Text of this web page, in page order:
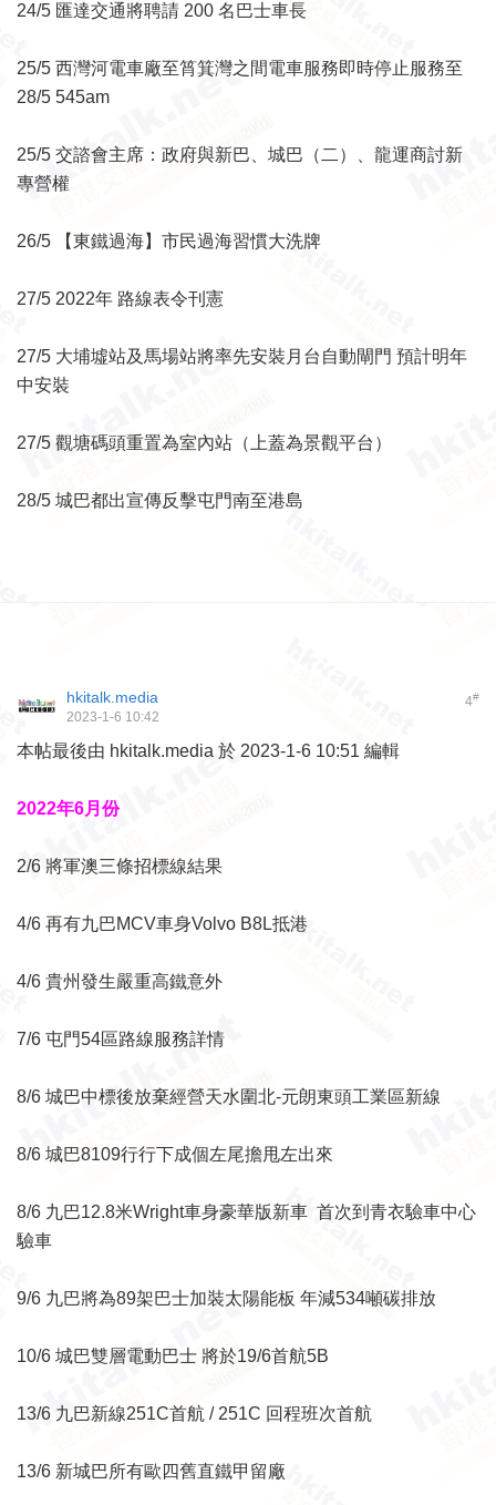
24/5 匯達交通將聘請 200 名巴士車長
25/5 西灣河電車廠至筲箕灣之間電車服務即時停止服務至
28/5 545am
25/5 交諮會主席：政府與新巴、城巴（二）、龍運商討新
專營權
26/5 【東鐵過海】市民過海習慣大洗牌
27/5 2022年 路線表令刊憲
27/5 大埔墟站及馬場站將率先安裝月台自動閘門 預計明年
中安裝
27/5 觀塘碼頭重置為室內站（上蓋為景觀平台）
28/5 城巴都出宣傳反擊屯門南至港島
4#
hkitalk.media
2023-1-6 10:42
本帖最後由 hkitalk.media 於 2023-1-6 10:51 編輯
2022年6月份
2/6 將軍澳三條招標線結果
4/6 再有九巴MCV車身Volvo B8L抵港
4/6 貴州發生嚴重高鐵意外
7/6 屯門54區路線服務詳情
8/6 城巴中標後放棄經營天水圍北-元朗東頭工業區新線
8/6 城巴8109行行下成個左尾擔甩左出來
8/6 九巴12.8米Wright車身豪華版新車 首次到青衣驗車中心
驗車
9/6 九巴將為89架巴士加裝太陽能板 年減534噸碳排放
10/6 城巴雙層電動巴士 將於19/6首航5B
13/6 九巴新線251C首航 / 251C 回程班次首航
13/6 新城巴所有歐四舊直鐵甲留廠